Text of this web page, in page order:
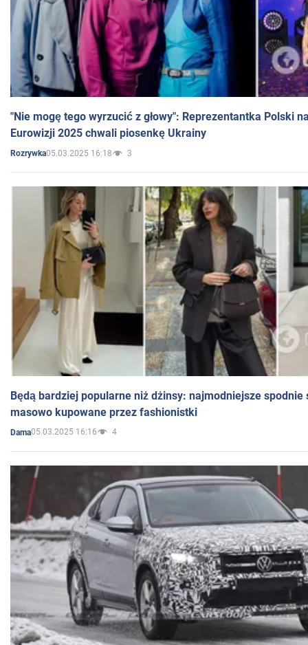
"Nie mogę tego wyrzucić z głowy": Reprezentantka Polski
Eurowizji 2025 chwali piosenkę Ukrainy
Rozrywka05.03.2025 16:18 3
Będą bardziej popularne niż dżinsy: najmodniejsze spodnie
masowo kupowane przez fashionistki
Dama05.03.2025 16:16 4